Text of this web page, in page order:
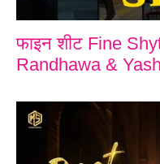
फाइन शीट Fine
Randhawa &